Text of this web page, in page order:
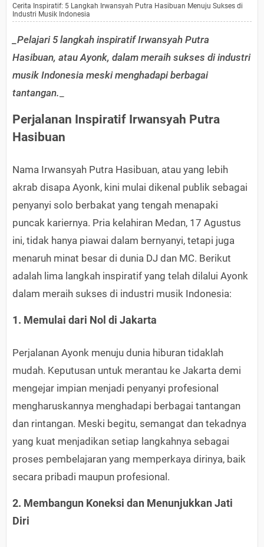
Cerita Inspiratif: 5 Langkah Irwansyah Putra Hasibuan Menuju Sukses di
Industri Musik Indonesia
_Pelajari 5 langkah inspiratif Irwansyah Putra
Hasibuan, atau Ayonk, dalam meraih sukses di industri
musik Indonesia meski menghadapi berbagai
tantangan.
Perjalanan Inspiratif Irwansyah Putra
Hasibuan
Nama Irwansyah Putra Hasibuan, atau yang lebih
akrab disapa Ayonk, kini mulai dikenal publik sebagai
penyanyi solo berbakat yang tengah menapaki
puncak kariernya. Pria kelahiran Medan, 17 Agustus
ini, tidak hanya piawai dalam bernyanyi, tetapi juga
menaruh minat besar di dunia DJ dan MC. Berikut
adalah lima langkah inspiratif yang telah dilalui Ayonk
dalam meraih sukses di industri musik Indonesia:
1. Memulai dari Nol di Jakarta
Perjalanan Ayonk menuju dunia hiburan tidaklah
mudah. Keputusan untuk merantau ke Jakarta demi
mengejar impian menjadi penyanyi profesional
mengharuskannya menghadapi berbagai tantangan
dan rintangan. Meski begitu, semangat dan tekadnya
yang kuat menjadikan setiap langkahnya sebagai
proses pembelajaran yang memperkaya dirinya, baik
secara pribadi maupun profesional.
2. Membangun Koneksi dan Menunjukkan Jati
Diri